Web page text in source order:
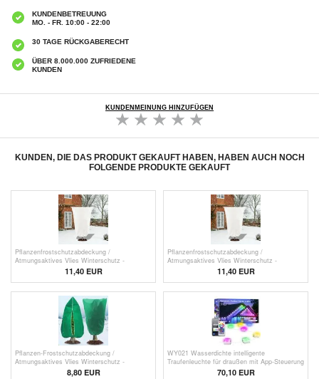
KUNDENBETREUUNG
MO. - FR. 10:00 - 22:00
30 TAGE RÜCKGABERECHT
ÜBER 8.000.000 ZUFRIEDENE
KUNDEN
KUNDENMEINUNG HINZUFÜGEN
KUNDEN, DIE DAS PRODUKT GEKAUFT HABEN, HABEN AUCH NOCH
FOLGENDE PRODUKTE GEKAUFT
Pflanzenfrostschutzabdeckung /
Atmungsaktives Vlies Winterschutz -
120x180cm - Weiß11,40EUR
Pflanzenfrostschutzabdeckung /
Atmungsaktives Vlies Winterschutz -
11,40EUR
Pflanzen-Frostschutzabdeckung /
Atmungsaktives Vlies Winterschutz -
8,80EUR
WY021 Wasserdichte intelligente
Traufenleuchte für draußen mit App-Steuerung
70,10EUR